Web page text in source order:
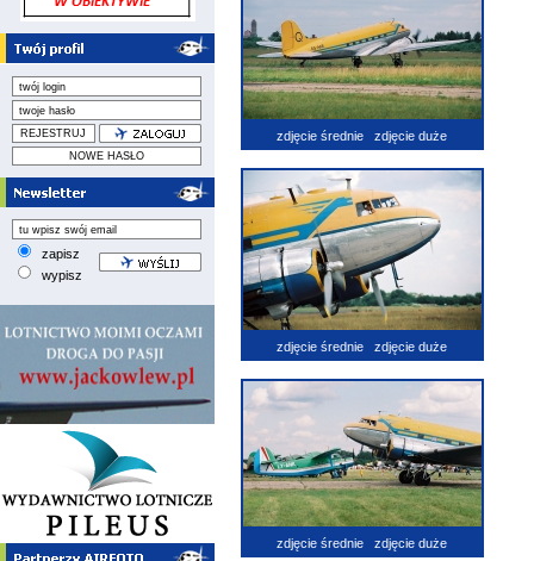
zapisz
wypisz
zdjęcie średnie zdjęcie duże
zdjęcie średnie zdjęcie duże
zdjęcie średnie zdjęcie duże